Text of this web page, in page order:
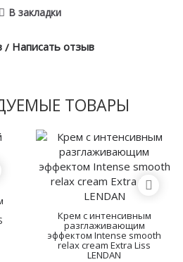
В закладки
/ Написать отзыв
ТОВАРЫ
Крем с интенсивным
разглаживающим
эффектом Intense smooth
relax cream Extra Liss
LENDAN